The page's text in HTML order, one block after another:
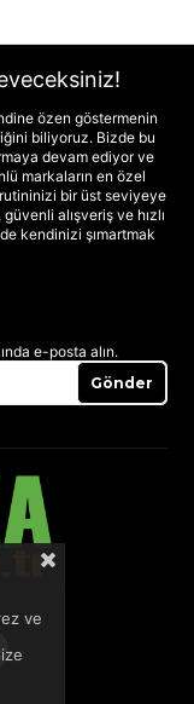
özen göstermenin
biliyoruz. Bizde bu
devam ediyor ve
markaların en özel
bir üst seviyeye
alışveriş ve hızlı
kendinizi şımartmak
e-posta alın.
Gönder
ve